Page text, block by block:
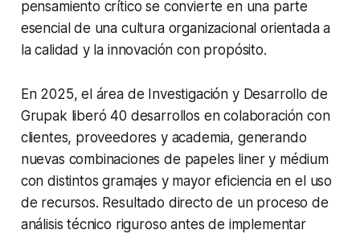
pensamiento crítico se convierte en una parte
esencial de una cultura organizacional orientada a
la calidad y la innovación con propósito.
En 2025, el área de Investigación y Desarrollo de
Grupak liberó 40 desarrollos en colaboración con
clientes, proveedores y academia, generando
nuevas combinaciones de papeles liner y médium
con distintos gramajes y mayor eficiencia en el uso
de recursos. Resultado directo de un proceso de
análisis técnico riguroso antes de implementar